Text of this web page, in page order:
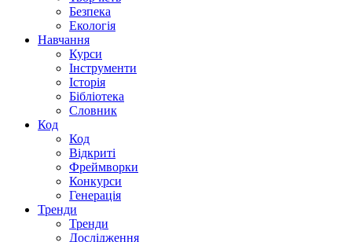
Безпека
Екологія
Навчання
Курси
Інструменти
Історія
Бібліотека
Словник
Код
Код
Відкриті
Фреймворки
Конкурси
Генерація
Тренди
Тренди
Дослідження